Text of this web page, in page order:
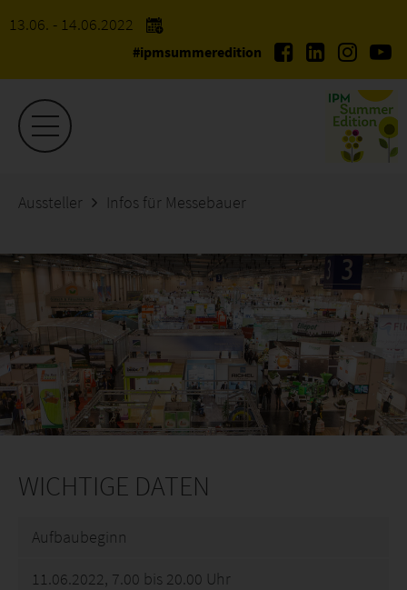
13.06. - 14.06.2022
#ipmsummeredition
Aussteller Infos für Messebauer
WICHTIGE DATEN
Aufbaubeginn
11.06.2022, 7.00 bis 20.00 Uhr